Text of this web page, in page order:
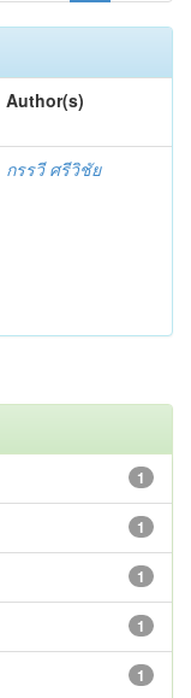
Author(s)
กรรวี ศรีวิชัย
1
1
1
1
1